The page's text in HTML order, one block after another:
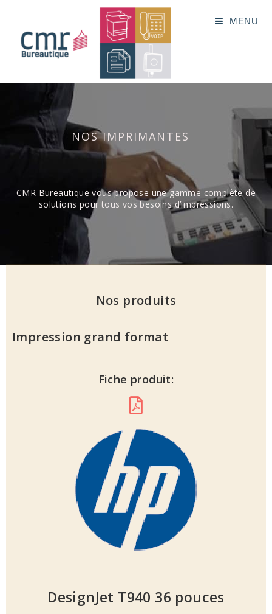
MENU
NOS IMPRIMANTES
CMR Bureautique vous propose une gamme complète de
solutions pour tous vos besoins d’impressions.
Nos produits
Impression grand format
Fiche produit:
DesignJet T940 36 pouces